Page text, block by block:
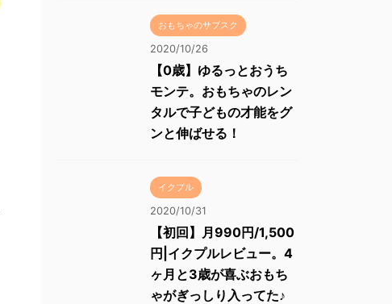
おもちゃのサブスク
2020/10/26
【0歳】ゆるっとおうち
モンテ。おもちゃのレン
タルで子どもの才能をグ
ンと伸ばせる！
イクプル
2020/10/31
【初回】月990円/1,500
円|イクプルレビュー。4
ヶ月と3歳が喜ぶおもち
ゃがぎっしり入ってた♪